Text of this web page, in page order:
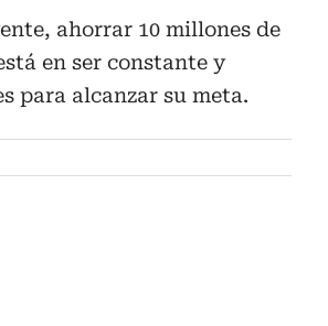
ahorrar 10 millones de
en ser constante y
para alcanzar su meta.